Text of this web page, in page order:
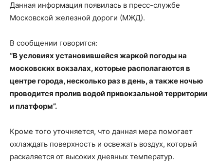
Данная информация появилась в пресс-службе
Московской железной дороги (МЖД).
В сообщении говорится:
“В условиях установившейся жаркой погоды на
московских вокзалах, которые располагаются в
центре города, несколько раз в день, а также ночью
проводится пролив водой привокзальной территории
и платформ”.
Кроме того уточняется, что данная мера помогает
охлаждать поверхность и освежать воздух, который
раскаляется от высоких дневных температур.